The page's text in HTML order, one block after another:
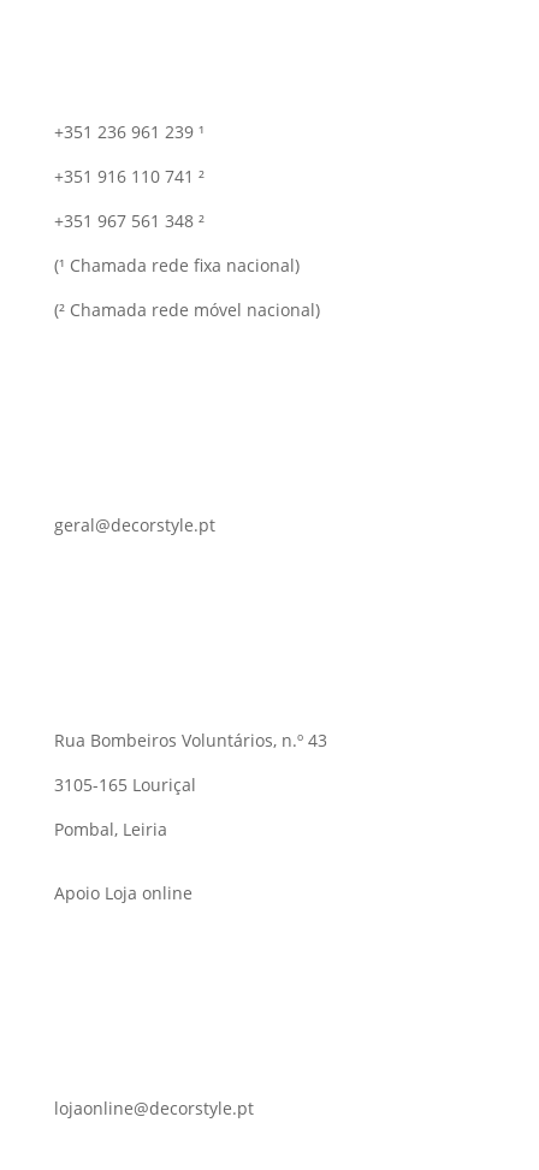
+351 236 961 239 ¹
+351 916 110 741 ²
+351 967 561 348 ²
(¹ Chamada rede fixa nacional)
(² Chamada rede móvel nacional)
geral@decorstyle.pt
Rua Bombeiros Voluntários, n.º 43
3105-165 Louriçal
Pombal, Leiria
Apoio Loja online
lojaonline@decorstyle.pt